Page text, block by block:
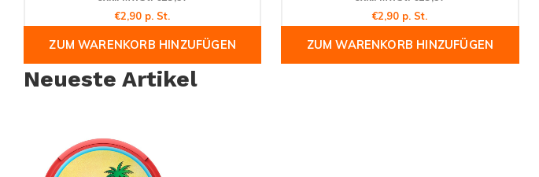
€2,90 p. St.
ZUM WARENKORB HINZUFÜGEN
€2,90 p. St.
ZUM WARENKORB HINZUFÜGEN
Neueste Artikel